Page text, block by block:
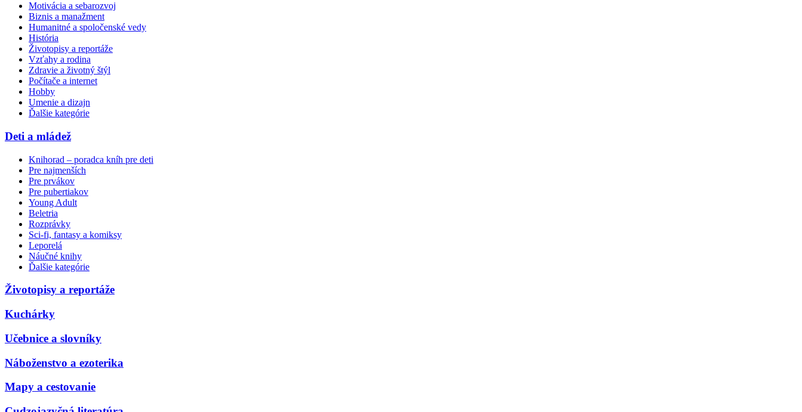
Motivácia a sebarozvoj
Biznis a manažment
Humanitné a spoločenské vedy
História
Životopisy a reportáže
Vzťahy a rodina
Zdravie a životný štýl
Počítače a internet
Hobby
Umenie a dizajn
Ďalšie kategórie
Deti a mládež
Knihorad – poradca kníh pre deti
Pre najmenších
Pre prvákov
Pre pubertiakov
Young Adult
Beletria
Rozprávky
Sci-fi, fantasy a komiksy
Leporelá
Náučné knihy
Ďalšie kategórie
Životopisy a reportáže
Kuchárky
Učebnice a slovníky
Náboženstvo a ezoterika
Mapy a cestovanie